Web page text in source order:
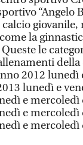
“Angelo
giovanile,
la
le
della
2012 lunedì
lunedì e
e mercoledì
e mercoledì
e mercoledì